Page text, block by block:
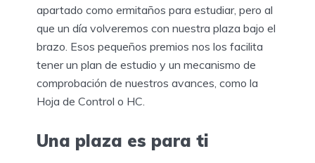
apartado como ermitaños para estudiar, pero al
que un día volveremos con nuestra plaza bajo el
brazo. Esos pequeños premios nos los facilita
tener un plan de estudio y un mecanismo de
comprobación de nuestros avances, como la
Hoja de Control o HC.
Una plaza es para ti